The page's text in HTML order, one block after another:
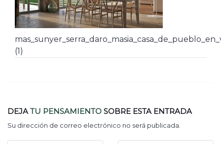
(1)
DEJATU PENSAMIENTO SOBRE ESTA ENTRADA
Su dirección de correo electrónico no será publicada.